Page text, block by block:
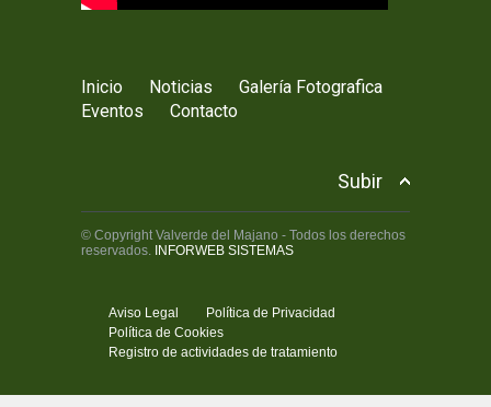
Inicio Noticias
Galería Fotografica
Eventos
Contacto
Subir
© Copyright Valverde del Majano - Todos los derechos
reservados. INFORWEB SISTEMAS
Aviso Legal
Política de Privacidad
Política de Cookies
Registro de actividades de tratamiento